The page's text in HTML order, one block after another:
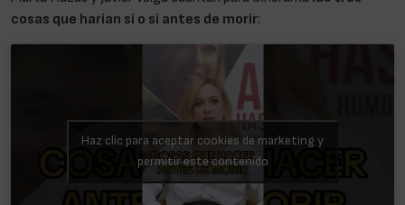
cosas que harían sí o sí antes de morir:
Haz clic para aceptar cookies de marketing y
permitir este contenido